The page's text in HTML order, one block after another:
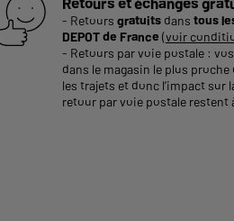
- Retours gratuitsdans tous
DEPOT de France (voir
- Retours par voie postale :
dans le magasin le plus
les trajets et donc l’impact sur
retour par voie postale restent